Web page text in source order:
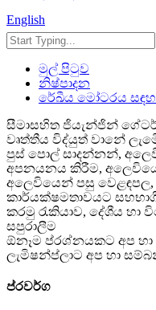
English
මුල් පිටුව
නිෂ්පාදන
රේඛීය මෝටරය
සීමාසහිත ජියැන්ජින්
වෘත්තීය විද්යුත් වානේ
පුස් පොල් සාදන්නන්,
අපනයනය කිරීම,
අලෙවියෙන් පසු
කාර්යක්ෂමතාවයට
කරමු රැකියාව, දේශීය
සපුරාලීම
ඕනෑම ප්රශ්නයකට අප
ලැමිෂන්ප්ලාට අප හා
ප්රවර්ග